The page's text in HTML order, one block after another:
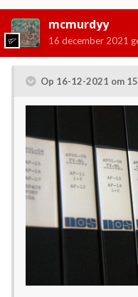
mcmurdyy
16 december 2021
Op 16-12-2021 om